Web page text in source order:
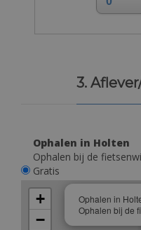
3.
Ophalen in Holten
Ophalen bij de
Gratis
Ophalen in
Ophalen bij de
+
−